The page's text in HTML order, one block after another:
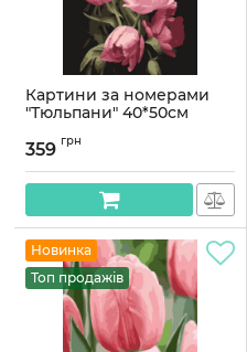
Картини за номерами
"Тюльпани" 40*50см
359 грн
Новинка
Топ продажів